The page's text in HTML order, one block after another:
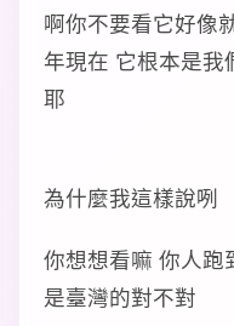
啊你不要看它好像
年現在 它根本是我
耶
為什麼我這樣說咧
你想想看嘛 你人跑
是臺灣的對不對